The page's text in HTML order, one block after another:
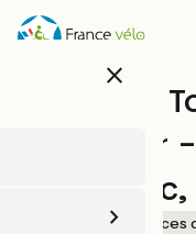
Aller
au
close
Office de
Grand Air
Accueil Vélo Offices